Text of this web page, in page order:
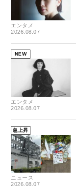
エンタメ
2026.08.07
NEW
エンタメ
2026.08.07
急上昇
ニュース
2026.08.07